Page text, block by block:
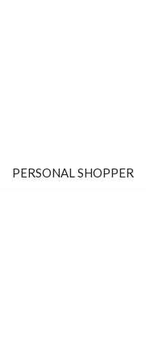
PERSONAL SHOPPER